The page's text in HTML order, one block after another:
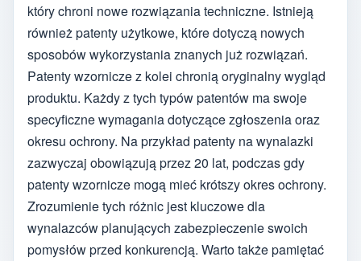
który chroni nowe rozwiązania techniczne. Istnieją
również patenty użytkowe, które dotyczą nowych
sposobów wykorzystania znanych już rozwiązań.
Patenty wzornicze z kolei chronią oryginalny wygląd
produktu. Każdy z tych typów patentów ma swoje
specyficzne wymagania dotyczące zgłoszenia oraz
okresu ochrony. Na przykład patenty na wynalazki
zazwyczaj obowiązują przez 20 lat, podczas gdy
patenty wzornicze mogą mieć krótszy okres ochrony.
Zrozumienie tych różnic jest kluczowe dla
wynalazców planujących zabezpieczenie swoich
pomysłów przed konkurencją. Warto także pamiętać